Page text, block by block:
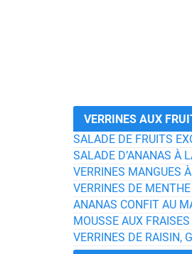
VERRINES AUX
SALADE DE FRUITS
SALADE D’ANANAS À
VERRINES MANGUES
VERRINES DE
ANANAS CONFIT AU
MOUSSE AUX FRAISES
VERRINES DE RAISIN,